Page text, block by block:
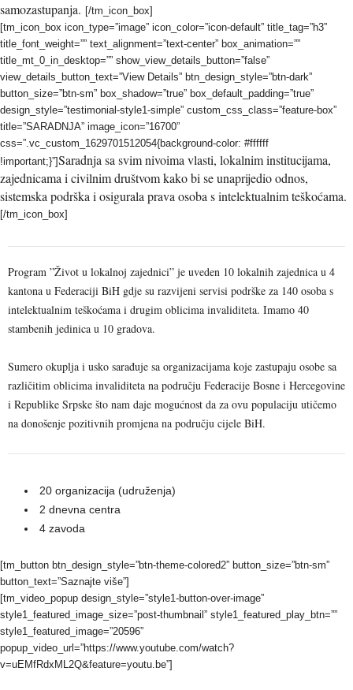
samozastupanja. [/tm_icon_box]
[tm_icon_box icon_type=”image” icon_color=”icon-default” title_tag=”h3”
title_font_weight=”” text_alignment=”text-center” box_animation=””
title_mt_0_in_desktop=”” show_view_details_button=”false”
view_details_button_text=”View Details” btn_design_style=”btn-dark”
button_size=”btn-sm” box_shadow=”true” box_default_padding=”true”
design_style=”testimonial-style1-simple” custom_css_class=”feature-box”
title=”SARADNJA” image_icon=”16700”
css=”.vc_custom_1629701512054{background-color: #ffffff
!important;}”]Saradnja sa svim nivoima vlasti, lokalnim institucijama,
zajednicama i civilnim društvom kako bi se unaprijedio odnos,
sistemska podrška i osigurala prava osoba s intelektualnim teškoćama.
[/tm_icon_box]
Program ”Život u lokalnoj zajednici” je uveden 10 lokalnih zajednica u 4
kantona u Federaciji BiH gdje su razvijeni servisi podrške za 140 osoba s
intelektualnim teškoćama i drugim oblicima invaliditeta. Imamo 40
stambenih jedinica u 10 gradova.
Sumero okuplja i usko sarađuje sa organizacijama koje zastupaju osobe sa
različitim oblicima invaliditeta na području Federacije Bosne i Hercegovine
i Republike Srpske što nam daje mogućnost da za ovu populaciju utičemo
na donošenje pozitivnih promjena na području cijele BiH.
20 organizacija (udruženja)
2 dnevna centra
4 zavoda
[tm_button btn_design_style=”btn-theme-colored2” button_size=”btn-sm”
button_text=”Saznajte više”]
[tm_video_popup design_style=”style1-button-over-image”
style1_featured_image_size=”post-thumbnail” style1_featured_play_btn=””
style1_featured_image=”20596”
popup_video_url=”https://www.youtube.com/watch?
v=uEMfRdxML2Q&feature=youtu.be”]